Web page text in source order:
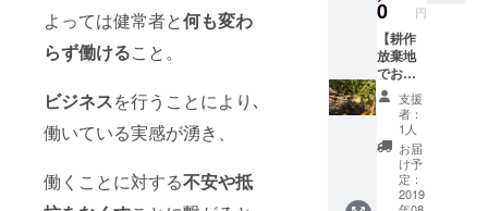
よっては健常者と何も変わ
らず働けること。
ビジネスを行うことにより､
働いている実感が湧き、
働くことに対する不安や抵
通費は
自己負
担でお
願い致
しま
す。
千葉県
近郊 ＊
お手数
です
が、交
通費は
自己負
担でお
願い致
しま
す。
で取れ
たお米
を使っ
たおに
ぎりを
軽食と
して提
供致し
ます。
＊体験
日程:
2019年
定とさ
せてい
ただき
ます。
内容と
しまし
ては ・
虫取り
体験 ・
自然を
活用し
0 円
【耕作
放棄地
でお好
きな野
菜を育
ててみ
ません
か？】
パトロ
ンの方
支援
者：
1人
お届
け予
定：
2019